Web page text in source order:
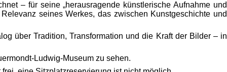
– für seine „herausragende künstlerische Aufnahme und
seines Werkes, das zwischen Kunstgeschichte und
über Tradition, Transformation und die Kraft der Bilder – in
Ludwig-Museum zu sehen.